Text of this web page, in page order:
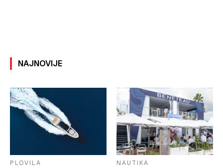
NAJNOVIJE
PLOVILA NAUTIKA